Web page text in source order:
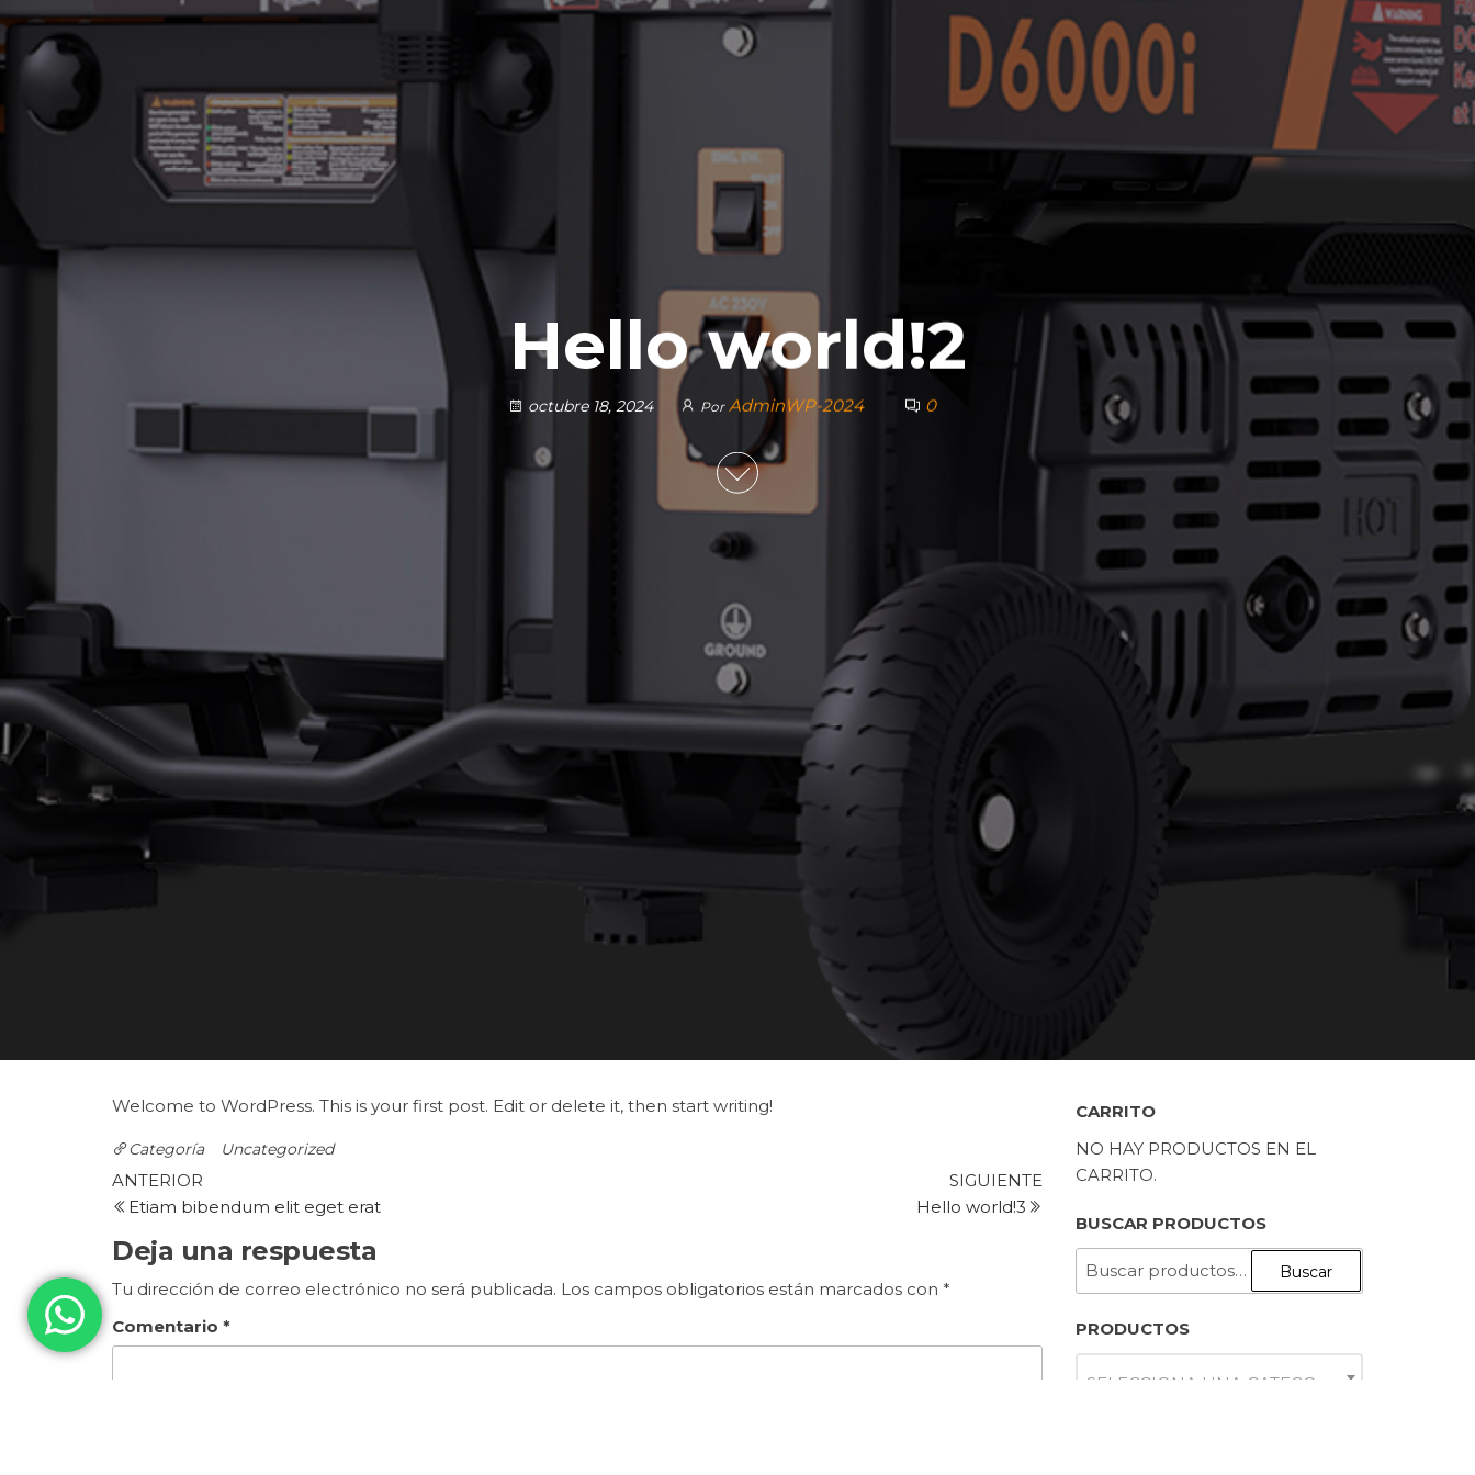
Hello world!2
octubre 18, 2024 Por AdminWP-2024 0
Welcome to WordPress. This is your first post. Edit or delete it, then start writing!
Categoría Uncategorized
Navegación
de
entradas
Entrada
anterior
ANTERIOR
Etiam bibendum elit eget erat
Siguiente
SIGUIENTE
Hello world!3
Deja una respuesta
Tu dirección de correo electrónico no será publicada. Los campos obligatorios están marcados con *
Comentario *
CARRITO
NO HAY PRODUCTOS EN EL
CARRITO.
BUSCAR PRODUCTOS
Buscar
PRODUCTOS